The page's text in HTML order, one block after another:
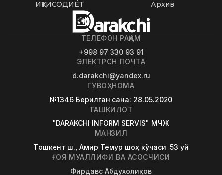
ИҚТИСОДИЁТ
Архив
ТЕЛЕФОН РАҚАМ
+998 97 330 93 91
ЭЛЕКТРОН ПОЧТА
d.darakchi@yandex.ru
ГУВОҲНОМА
№1346 Берилган сана: 28.05.2020
ТАШКИЛОТ
"DARAKCHI INFORM SERVIS" МЧЖ
МАНЗИЛ
Tошкент ш., Амир Темур шоҳ кўчаси, 53 уй
ҒОЯ МУАЛЛИФИ ВА АСОСЧИСИ
Фирдавс Абдухолиқов